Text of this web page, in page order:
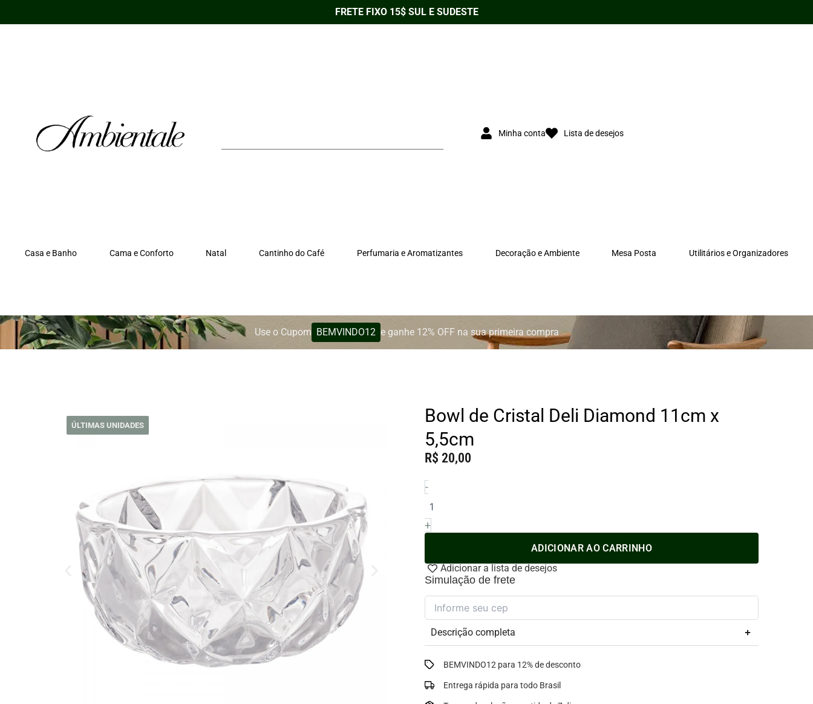
FRETE FIXO 15$ SUL E SUDESTE
Minha conta Lista de desejos
Casa e Banho Cama e Conforto Natal Cantinho do Café Perfumaria e Aromatizantes Decoração e Ambiente Mesa Posta Utilitários e Organizadores
Use o Cupom BEMVINDO12 e ganhe 12% OFF na sua primeira compra
ÚLTIMAS UNIDADES
Bowl de Cristal Deli Diamond 11cm x
5,5cm
R$ 20,00
-Bowl
Cristal
Deli
Diamond
5,5cm
quantidade
+
ADICIONAR AO CARRINHO
Adicionar a lista de desejos
Simulação de frete
Descrição completa
BEMVINDO12 para 12% de desconto
Entrega rápida para todo Brasil
5,5cm